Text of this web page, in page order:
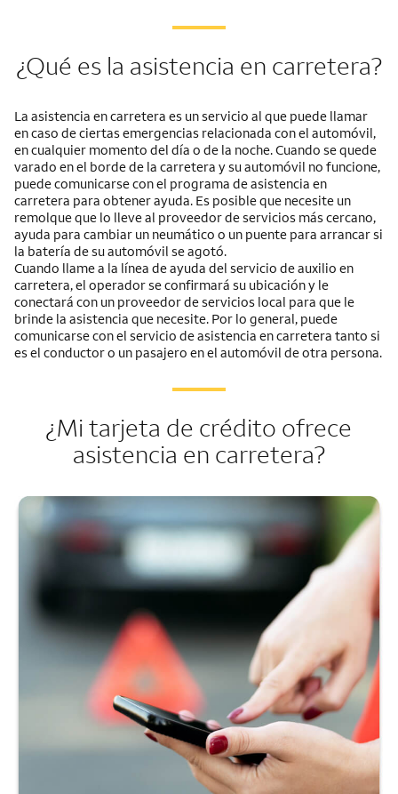
¿Qué es la asistencia en carretera?
La asistencia en carretera es un servicio al que puede llamar
en caso de ciertas emergencias relacionada con el automóvil,
en cualquier momento del día o de la noche. Cuando se quede
varado en el borde de la carretera y su automóvil no funcione,
puede comunicarse con el programa de asistencia en
carretera para obtener ayuda. Es posible que necesite un
remolque que lo lleve al proveedor de servicios más cercano,
ayuda para cambiar un neumático o un puente para arrancar si
la batería de su automóvil se agotó.
Cuando llame a la línea de ayuda del servicio de auxilio en
carretera, el operador se confirmará su ubicación y le
conectará con un proveedor de servicios local para que le
brinde la asistencia que necesite. Por lo general, puede
comunicarse con el servicio de asistencia en carretera tanto si
es el conductor o un pasajero en el automóvil de otra persona.
¿Mi tarjeta de crédito ofrece
asistencia en carretera?